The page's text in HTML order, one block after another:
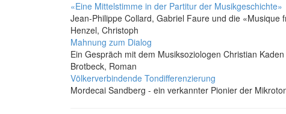
«Eine Mittelstimme in der Partitur der Musikgeschichte»
Jean-Philippe Collard, Gabriel Faure und die «Musique
Henzel, Christoph
Mahnung zum Dialog
Ein Gespräch mit dem Musiksoziologen Christian Kaden
Brotbeck, Roman
Völkerverbindende Tondifferenzierung
Mordecai Sandberg - ein verkannter Pionier der